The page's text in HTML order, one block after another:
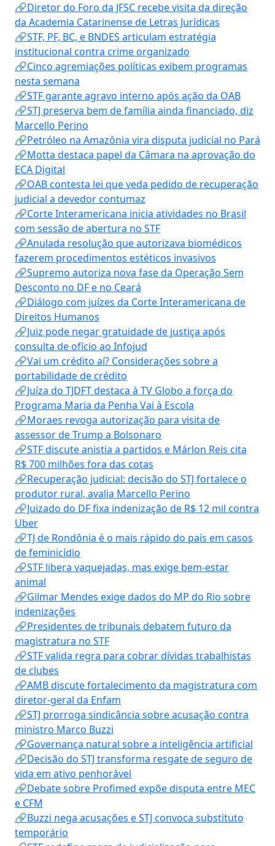
🔗Diretor do Foro da JFSC recebe visita da direção
da Academia Catarinense de Letras Jurídicas
🔗STF, PF, BC, e BNDES articulam estratégia
institucional contra crime organizado
🔗Cinco agremiações políticas exibem programas
nesta semana
🔗STF garante agravo interno após ação da OAB
🔗STJ preserva bem de família ainda financiado, diz
Marcello Perino
🔗Petróleo na Amazônia vira disputa judicial no Pará
🔗Motta destaca papel da Câmara na aprovação do
ECA Digital
🔗OAB contesta lei que veda pedido de recuperação
judicial a devedor contumaz
🔗Corte Interamericana inicia atividades no Brasil
com sessão de abertura no STF
🔗Anulada resolução que autorizava biomédicos
fazerem procedimentos estéticos invasivos
🔗Supremo autoriza nova fase da Operação Sem
Desconto no DF e no Ceará
🔗Diálogo com juízes da Corte Interamericana de
Direitos Humanos
🔗Juiz pode negar gratuidade de justiça após
consulta de ofício ao Infojud
🔗Vai um crédito aí? Considerações sobre a
portabilidade de crédito
🔗Juíza do TJDFT destaca à TV Globo a força do
Programa Maria da Penha Vai à Escola
🔗Moraes revoga autorização para visita de
assessor de Trump a Bolsonaro
🔗STF discute anistia a partidos e Márlon Reis cita
R$ 700 milhões fora das cotas
🔗Recuperação judicial: decisão do STJ fortalece o
produtor rural, avalia Marcello Perino
🔗Juizado do DF fixa indenização de R$ 12 mil contra
Uber
🔗TJ de Rondônia é o mais rápido do país em casos
de feminicídio
🔗STF libera vaquejadas, mas exige bem-estar
animal
🔗Gilmar Mendes exige dados do MP do Rio sobre
indenizações
🔗Presidentes de tribunais debatem futuro da
magistratura no STF
🔗STF valida regra para cobrar dívidas trabalhistas
de clubes
🔗AMB discute fortalecimento da magistratura com
diretor-geral da Enfam
🔗STJ prorroga sindicância sobre acusação contra
ministro Marco Buzzi
🔗Governança natural sobre a inteligência artificial
🔗Decisão do STJ transforma resgate de seguro de
vida em ativo penhorável
🔗Debate sobre Profimed expõe disputa entre MEC
e CFM
🔗Buzzi nega acusações e STJ convoca substituto
temporário